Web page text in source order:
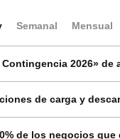
Semanal Mensual
Contingencia 2026»
de carga y
de los negocios